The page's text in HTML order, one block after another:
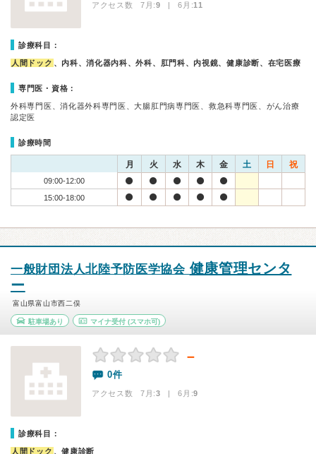
アクセス数 7月:9 | 6月:11
診療科目：
人間ドック 、内科、消化器内科、外科、肛門科、内視鏡、健康診断、在宅医療
専門医・資格：
外科専門医、消化器外科専門医、大腸肛門病専門医、救急科専門医、がん治療
認定医
診療時間
月 火 水 木 金 土 日 祝
09:00-12:00
15:00-18:00
一般財団法人北陸予防医学協会 健康管理センタ
ー
富山県富山市西二俣
駐車場あり マイナ受付(スマホ可)
－
0件
アクセス数 7月:3 | 6月:9
診療科目：
人間ドック 、健康診断